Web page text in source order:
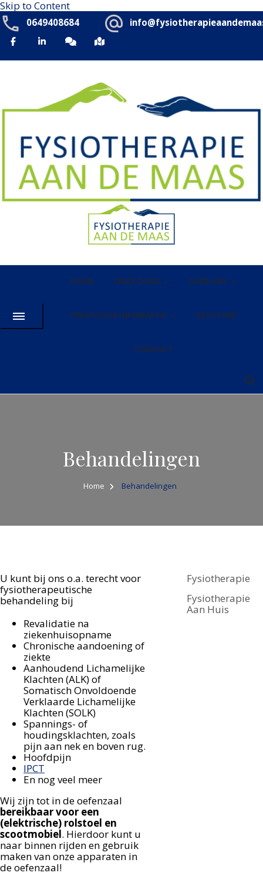
Skip to Content
0649408684
Fysiotherapie Aan de Maas
We gaan verder dan lichamelijke gezondheid
HOME ONZE ZORG OVER ONS
PRAKTISCHE INFORMATIE VACATURE
CONTACT
Behandelingen
Home Behandelingen
U kunt bij ons o.a. terecht voor
fysiotherapeutische
behandeling bij
Revalidatie na
ziekenhuisopname
Chronische aandoening of
ziekte
Aanhoudend Lichamelijke
Klachten (ALK) of
Somatisch Onvoldoende
Verklaarde Lichamelijke
Klachten (SOLK)
Spannings- of
houdingsklachten, zoals
pijn aan nek en boven rug.
Hoofdpijn
IPCT
En nog veel meer
Wij zijn tot in de oefenzaal
bereikbaar voor een
(elektrische) rolstoel en
scootmobiel. Hierdoor kunt u
naar binnen rijden en gebruik
maken van onze apparaten in
de oefenzaal!
Fysiotherapie
Fysiotherapie
Aan Huis